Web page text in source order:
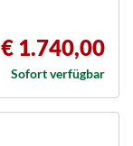
€ 1.740,00
Sofort verfügbar